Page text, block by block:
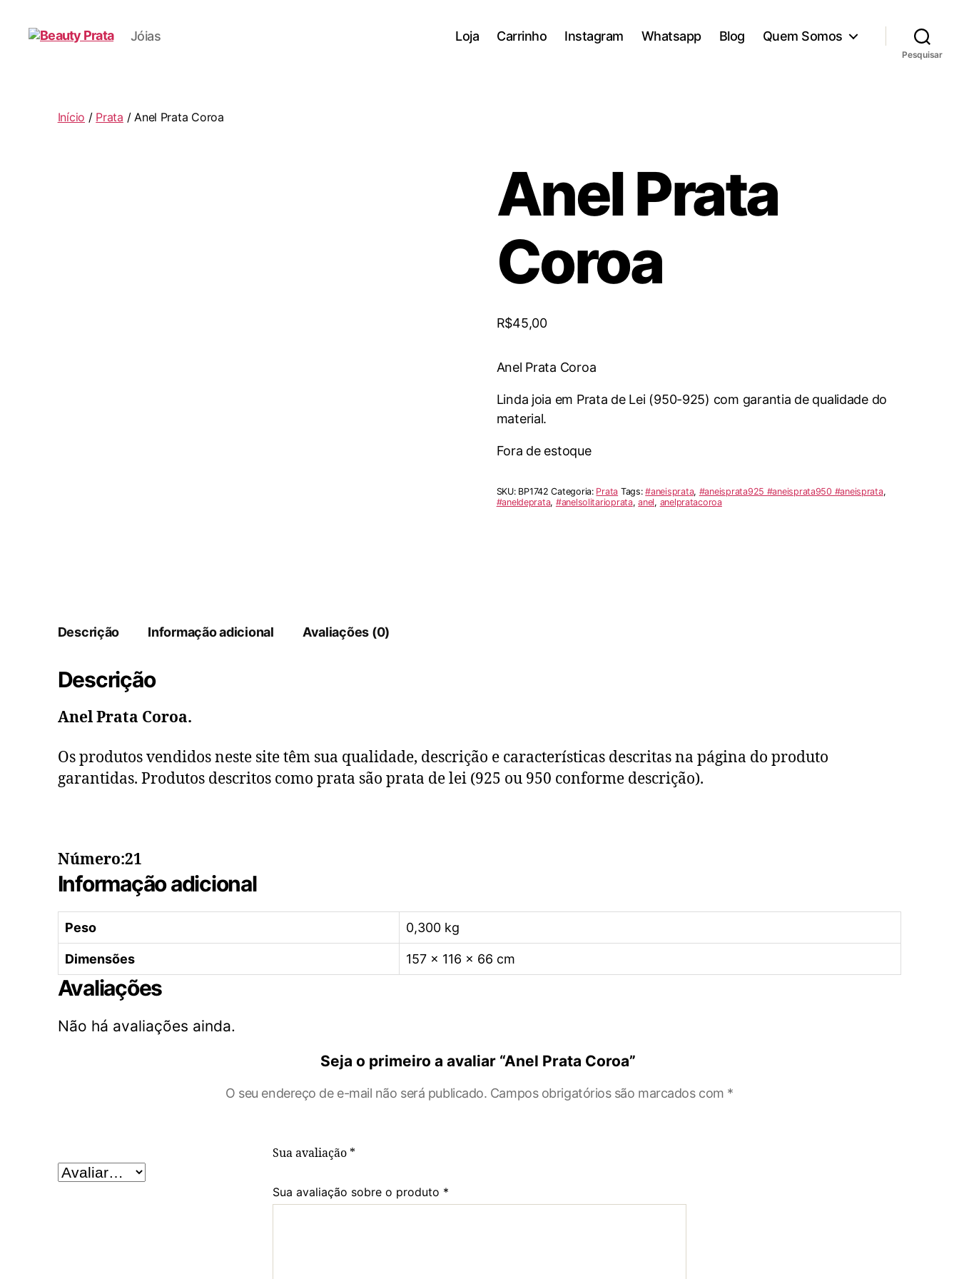
Jóias Loja Carrinho Instagram Whatsapp Blog Quem Somos
Pesquisar
Início / Prata / Anel Prata Coroa
Anel Prata
Coroa
R$45,00
Anel Prata Coroa
Linda joia em Prata de Lei (950-925) com garantia de qualidade do
material.
Fora de estoque
SKU: BP1742 Categoria: Prata Tags:#aneisprata, #aneisprata925 #aneisprata950 #aneisprata,
#aneldeprata, #anelsolitarioprata,anel, anelpratacoroa
Descrição Informação adicional Avaliações (0)
Descrição
Anel Prata Coroa.
Os produtos vendidos neste site têm sua qualidade, descrição e características descritas na página do produto
garantidas. Produtos descritos como prata são prata de lei (925 ou 950 conforme descrição).
Número:21
Informação adicional
Peso 0,300 kg
Dimensões 157 × 116 × 66 cm
Avaliações
Não há avaliações ainda.
Seja o primeiro a avaliar “Anel Prata Coroa”
O seu endereço de e-mail não será publicado. Campos obrigatórios são marcados com *
Sua avaliação *
Sua avaliação sobre o produto *